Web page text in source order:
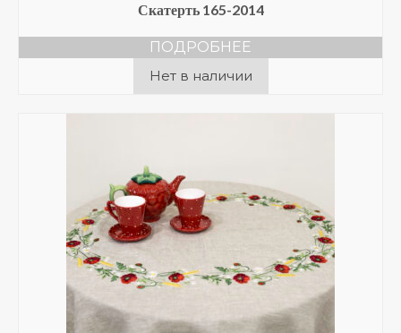
Скатерть 165-2014
ПОДРОБНЕЕ
Нет в наличии